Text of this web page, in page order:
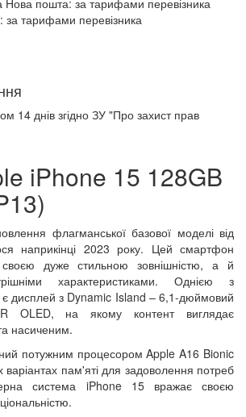
Нова пошта: за тарифами перевізника
за тарифами перевізника
14 днів згідно ЗУ "Про захист прав
iPhone 15 128GB
флагманської базової моделі від
наприкінці 2023 року. Цей смартфон
дуже стильною зовнішністю, а й
характеристиками. Однією з
є дисплей з Dynamic Island – 6,1-дюймовий
OLED, на якому контент виглядає
насиченим.
потужним процесором Apple A16 Bionic
варіантах пам'яті для задоволення потреб
система iPhone 15 вражає своєю